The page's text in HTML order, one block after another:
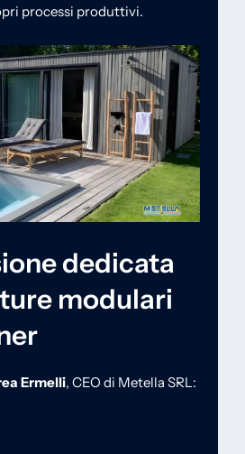
processi produttivi.
dedicata
modulari
Ermelli, CEO di Metella SRL: